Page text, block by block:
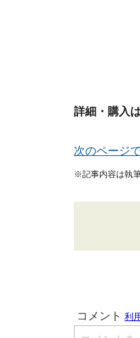
詳細・購入
次のページ
※記事内容は執